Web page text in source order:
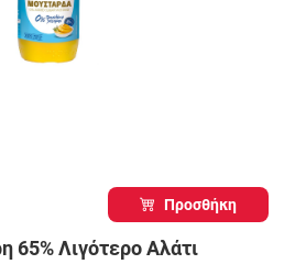
Προσθήκη
65% Λιγότερο Αλάτι